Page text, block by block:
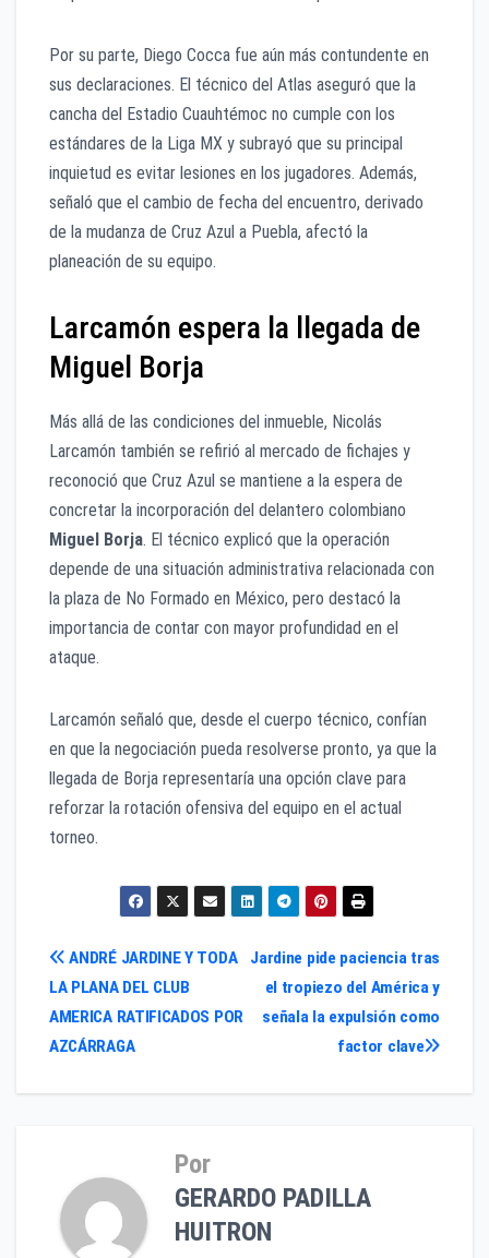
Por su parte, Diego Cocca fue aún más contundente en
sus declaraciones. El técnico del Atlas aseguró que la
cancha del Estadio Cuauhtémoc no cumple con los
estándares de la Liga MX y subrayó que su principal
inquietud es evitar lesiones en los jugadores. Además,
señaló que el cambio de fecha del encuentro, derivado
de la mudanza de Cruz Azul a Puebla, afectó la
planeación de su equipo.
Larcamón espera la llegada de
Miguel Borja
Más allá de las condiciones del inmueble, Nicolás
Larcamón también se refirió al mercado de fichajes y
reconoció que Cruz Azul se mantiene a la espera de
concretar la incorporación del delantero colombiano
Miguel Borja. El técnico explicó que la operación
depende de una situación administrativa relacionada con
la plaza de No Formado en México, pero destacó la
importancia de contar con mayor profundidad en el
ataque.
Larcamón señaló que, desde el cuerpo técnico, confían
en que la negociación pueda resolverse pronto, ya que la
llegada de Borja representaría una opción clave para
reforzar la rotación ofensiva del equipo en el actual
torneo.
Navegación
de
entradas
Jardine pide paciencia tras
el tropiezo del América y
señala la expulsión como
factor clave
ANDRÉ JARDINE Y TODA
LA PLANA DEL CLUB
AMERICA RATIFICADOS POR
AZCÁRRAGA
Por
GERARDO PADILLA
HUITRON